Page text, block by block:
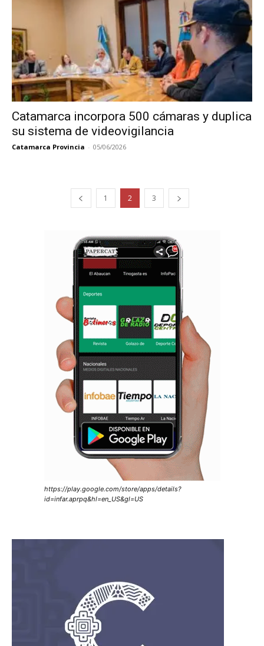
Catamarca incorpora 500 cámaras y duplica
su sistema de videovigilancia
Catamarca Provincia - 05/06/2026
1 2 3
https://play.google.com/store/apps/details?
id=infar.aprpq&hl=en_US&gl=US